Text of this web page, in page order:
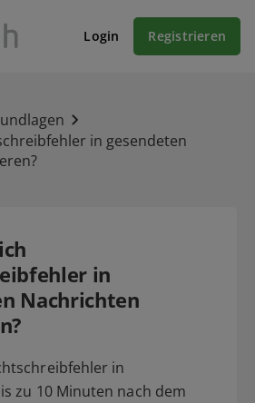
Login Registrieren
in gesendeten
in
Nachrichten
in
zu 10 Minuten nach dem